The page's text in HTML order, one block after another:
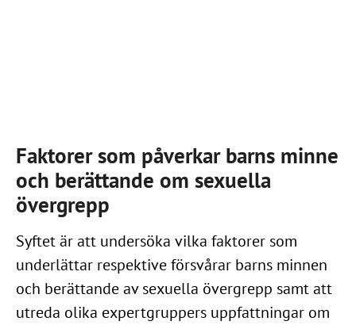
Faktorer som påverkar barns minne
och berättande om sexuella
övergrepp
Syftet är att undersöka vilka faktorer som
underlättar respektive försvårar barns minnen
och berättande av sexuella övergrepp samt att
utreda olika expertgruppers uppfattningar om